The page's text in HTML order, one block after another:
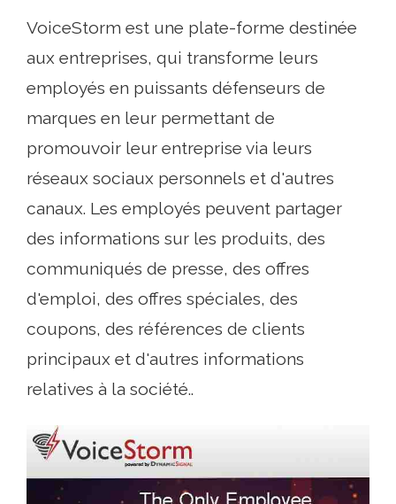
VoiceStorm est une plate-forme destinée
aux entreprises, qui transforme leurs
employés en puissants défenseurs de
marques en leur permettant de
promouvoir leur entreprise via leurs
réseaux sociaux personnels et d'autres
canaux. Les employés peuvent partager
des informations sur les produits, des
communiqués de presse, des offres
d'emploi, des offres spéciales, des
coupons, des références de clients
principaux et d'autres informations
relatives à la société..